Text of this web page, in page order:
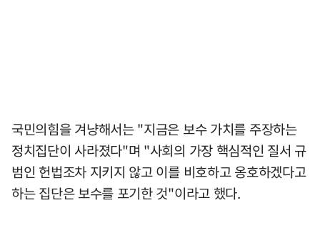
국민의힘을 겨냥해서는 "지금은 보수 가치를 주장하는
정치집단이 사라졌다"며 "사회의 가장 핵심적인 질서 규
범인 헌법조차 지키지 않고 이를 비호하고 옹호하겠다고
하는 집단은 보수를 포기한 것"이라고 했다.